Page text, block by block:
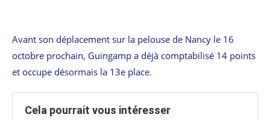
Avant son déplacement sur la pelouse de Nancy le 16
octobre prochain, Guingamp a déjà comptabilisé 14 points
et occupe désormais la 13e place.
Cela pourrait vous intéresser